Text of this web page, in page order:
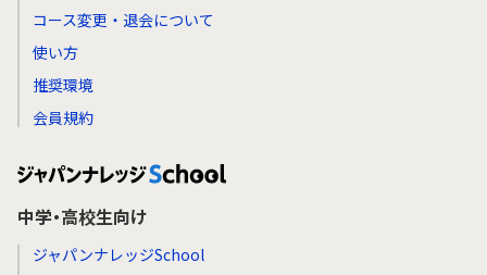
コース変更・退会について
使い方
推奨環境
会員規約
中学・高校生向け
ジャパンナレッジSchool